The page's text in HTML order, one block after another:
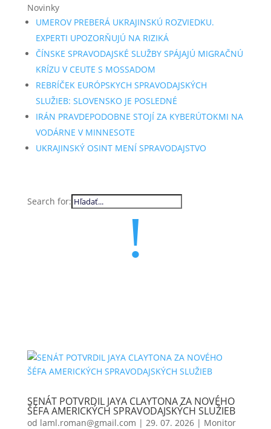
Novinky
UMEROV PREBERÁ UKRAJINSKÚ ROZVIEDKU.
EXPERTI UPOZORŇUJÚ NA RIZIKÁ
ČÍNSKE SPRAVODAJSKÉ SLUŽBY SPÁJAJÚ MIGRAČNÚ
KRÍZU V CEUTE S MOSSADOM
REBRÍČEK EURÓPSKYCH SPRAVODAJSKÝCH
SLUŽIEB: SLOVENSKO JE POSLEDNÉ
IRÁN PRAVDEPODOBNE STOJÍ ZA KYBERÚTOKMI NA
VODÁRNE V MINNESOTE
UKRAJINSKÝ OSINT MENÍ SPRAVODAJSTVO
Search for:
!
SENÁT POTVRDIL JAYA CLAYTONA ZA NOVÉHO
ŠÉFA AMERICKÝCH SPRAVODAJSKÝCH SLUŽIEB
od laml.roman@gmail.com | 29. 07. 2026| Monitor